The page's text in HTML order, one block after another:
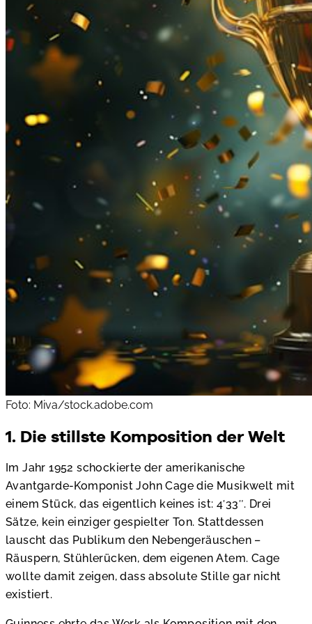
Foto: Miva/stock.adobe.com
1. Die stillste Komposition der Welt
Im Jahr 1952 schockierte der amerikanische
Avantgarde-Komponist John Cage die Musikwelt mit
einem Stück, das eigentlich keines ist: 4′33″. Drei
Sätze, kein einziger gespielter Ton. Stattdessen
lauscht das Publikum den Nebengeräuschen –
Räuspern, Stühlerücken, dem eigenen Atem. Cage
wollte damit zeigen, dass absolute Stille gar nicht
existiert.